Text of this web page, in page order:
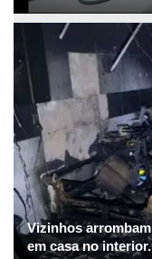
Vizinhos
em casa no